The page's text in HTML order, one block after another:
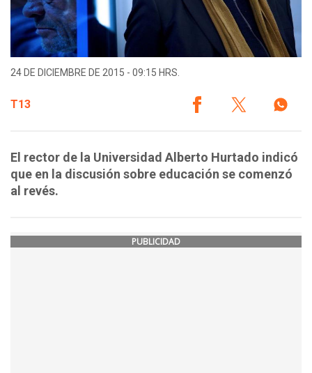
24 DE DICIEMBRE DE 2015 - 09:15 HRS.
T13
El rector de la Universidad Alberto Hurtado indicó
que en la discusión sobre educación se comenzó
al revés.
PUBLICIDAD